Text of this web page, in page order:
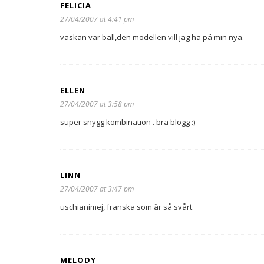
FELICIA
27/04/2007 at 4:41 pm
väskan var ball,den modellen vill jag ha på min nya.
ELLEN
27/04/2007 at 3:58 pm
super snygg kombination . bra blogg :)
LINN
27/04/2007 at 3:47 pm
uschianimej, franska som är så svårt.
MELODY